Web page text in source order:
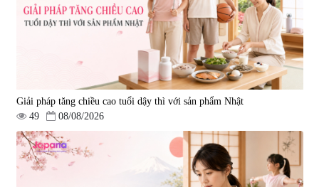
Giải pháp tăng chiều cao tuổi dậy thì với sản phẩm Nhật
49
08/08/2026